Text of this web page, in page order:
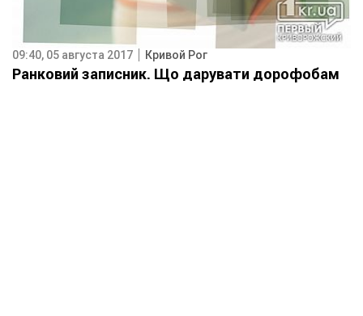
09:40, 05 августа 2017 Кривой Рог
Ранковий записник. Що дарувати дорофобам